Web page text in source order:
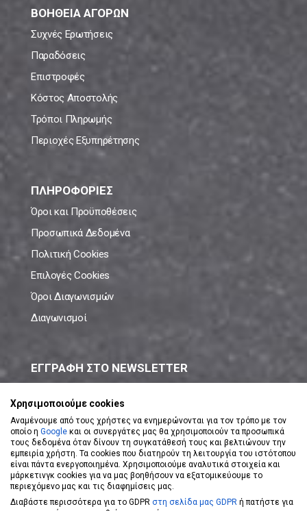
ΒΟΗΘΕΙΑ ΑΓΟΡΩΝ
Συχνές Ερωτήσεις
Παραδόσεις
Επιστροφές
Κόστος Αποστολής
Τρόποι Πληρωμής
Περιοχές Εξυπηρέτησης
ΠΛΗΡΟΦΟΡΙΕΣ
Όροι και Προϋποθέσεις
Προσωπικά Δεδομένα
Πολιτική Cookies
Επιλογές Cookies
Όροι Διαγωνισμών
Διαγωνισμοί
ΕΓΓΡΑΦΗ ΣΤΟ NEWSLETTER
ΕΓΓΡΑΦΗ ΣΤΟ NEWSLETTER
Αποδέχομαι τουςΌρους Χρήσης
Χρησιμοποιούμε cookies
Αναμένουμε από τους χρήστες να ενημερώνονται για τον τρόπο με τον
οποίο η Google και οι συνεργάτες μας θα χρησιμοποιούν τα προσωπικά
τους δεδομένα όταν δίνουν τη συγκατάθεσή τους και βελτιώνουν την
εμπειρία χρήστη. Τα cookies που διατηρούν τη λειτουργία του ιστότοπου
είναι πάντα ενεργοποιημένα. Χρησιμοποιούμε αναλυτικά στοιχεία και
μάρκετινγκ cookies για να μας βοηθήσουν να εξατομικεύουμε το
περιεχόμενο μας και τις διαφημίσεις μας.
Διαβάστε περισσότερα για το GDPR στη σελίδα μας GDPR ή πατήστε για